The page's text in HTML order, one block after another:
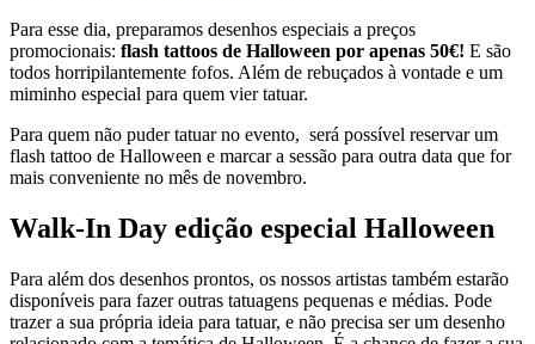
Para esse dia, preparamos desenhos especiais a preços
promocionais: flash tattoos de Halloween por apenas 50€! E são
todos horripilantemente fofos. Além de rebuçados à vontade e um
miminho especial para quem vier tatuar.
Para quem não puder tatuar no evento, será possível reservar um
flash tattoo de Halloween e marcar a sessão para outra data que for
mais conveniente no mês de novembro.
Walk-In Day edição especial Halloween
Para além dos desenhos prontos, os nossos artistas também estarão
disponíveis para fazer outras tatuagens pequenas e médias. Pode
trazer a sua própria ideia para tatuar, e não precisa ser um desenho